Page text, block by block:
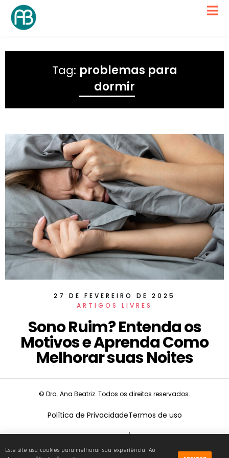
Tag: problemas para
dormir
27 DE FEVEREIRO DE 2025
ARTIGOS LIVRES
Sono Ruim? Entenda os
Motivos e Aprenda Como
Melhorar suas Noites
© Dra. Ana Beatriz. Todos os direitos reservados.
Política de PrivacidadeTermos de uso
CNPJ:19.675.026/0001-68
Este site usa cookies para melhorar sua experiência. Ao